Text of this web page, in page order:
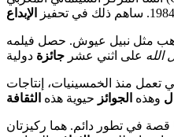
الإبداع
مثل نبيل عيوش. حصل فيلمه
الله على اثني عشر جائزة
تعمل منذ الخمسينيات، إنتاجات
وهذه الجوائز حيوية هذه الثقافة
قصة في تطور دائم. هما ركيزتان